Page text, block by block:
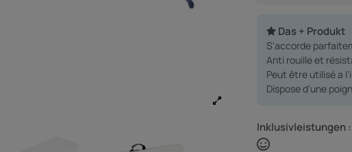
Das + Produkt
S'accorde
Anti rouille et
Peut être utilisé a
Dispose d'une
Inklusivleistungen :